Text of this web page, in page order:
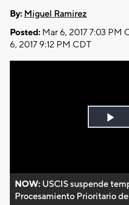
By: Miguel Ramirez
Posted: Mar 6, 2017 7:03 PM
6, 2017 9:12 PM CDT
NOW: USCIS suspende
Procesamiento Prioritario